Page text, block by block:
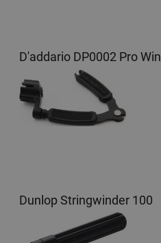
D'addario DP0002 Pro
Dunlop Stringwinder 100